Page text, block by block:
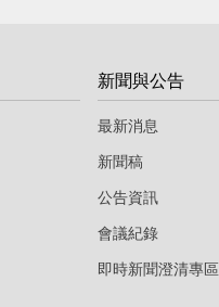
新聞與公告
最新消息
新聞稿
公告資訊
會議紀錄
即時新聞澄清專區